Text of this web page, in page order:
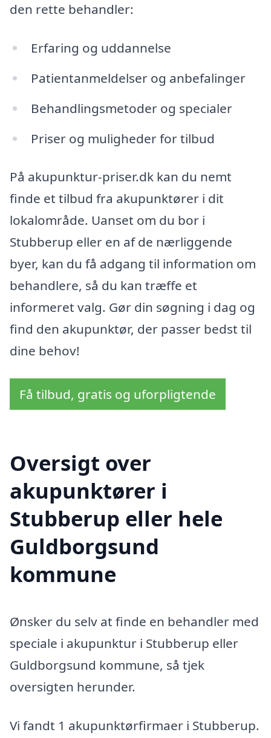
den rette behandler:
Erfaring og uddannelse
Patientanmeldelser og anbefalinger
Behandlingsmetoder og specialer
Priser og muligheder for tilbud
På akupunktur-priser.dk kan du nemt
finde et tilbud fra akupunktører i dit
lokalområde. Uanset om du bor i
Stubberup eller en af de nærliggende
byer, kan du få adgang til information om
behandlere, så du kan træffe et
informeret valg. Gør din søgning i dag og
find den akupunktør, der passer bedst til
dine behov!
Få tilbud, gratis og uforpligtende
Oversigt over
akupunktører i
Stubberup eller hele
Guldborgsund
kommune
Ønsker du selv at finde en behandler med
speciale i akupunktur i Stubberup eller
Guldborgsund kommune, så tjek
oversigten herunder.
Vi fandt 1 akupunktørfirmaer i Stubberup.